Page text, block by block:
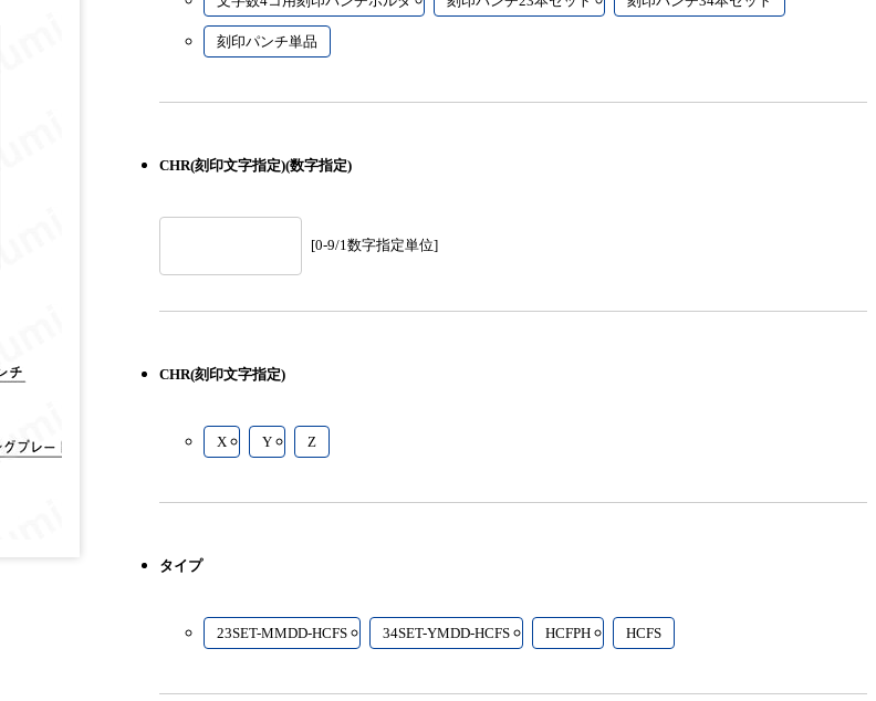
刻印パンチ単品
CHR(刻印文字指定)(数字指定)
[0-9/1数字指定単位]
CHR(刻印文字指定)
X Y Z
タイプ
23SET-MMDD-HCFS 34SET-YMDD-HCFS HCFPH HCFS